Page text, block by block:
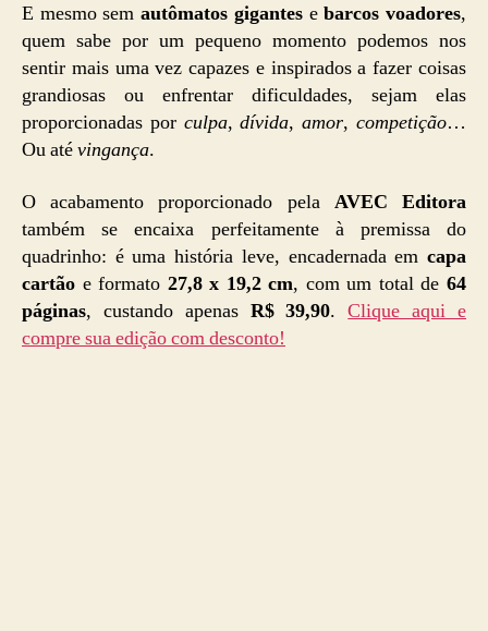
E mesmo semautômatos gigantesebarcos voadores,
quem sabe por um pequeno momento podemos nos
sentir mais uma vez capazes e inspirados a fazer coisas
grandiosas ou enfrentar dificuldades, sejam elas
proporcionadas por culpa,dívida,amor,competição…
Ou atévingança.
O acabamento proporcionado pela AVEC Editora
também se encaixa perfeitamente à premissa do
quadrinho: é uma história leve, encadernada em capa
cartão e formato 27,8 x 19,2 cm, com um total de64
páginas, custando apenas R$ 39,90.Clique aqui e
compre sua edição com desconto!